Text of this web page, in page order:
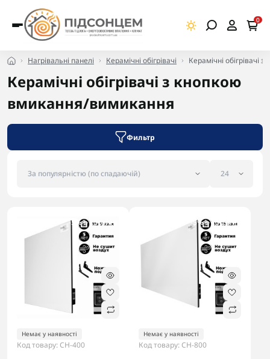
0
Нагрівальні панелі Керамічні обігрівачі Керамічні обігрівачі
Керамічні обігрівачі з кнопкою
вмикання/вимикання
Фильтр
-5% в корзині
Немає у наявності
Код товару: CH-400
-5% в корзині
Немає у наявності
Код товару: CH-800